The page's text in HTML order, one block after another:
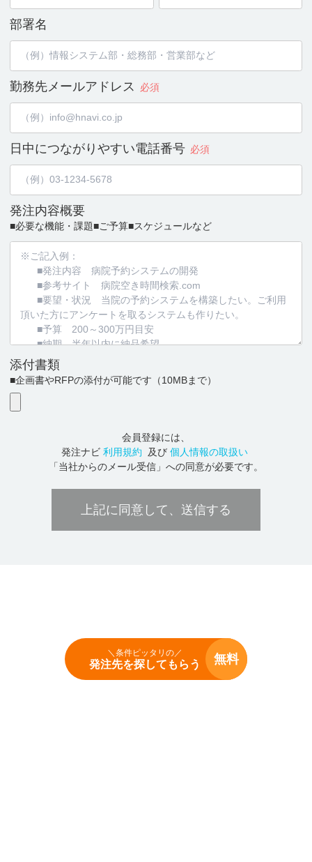
部署名
勤務先メールアドレス 必須
日中につながりやすい電話番号 必須
発注内容概要
■必要な機能・課題■ご予算■スケジュールなど
添付書類
■企画書やRFPの添付が可能です （10MBまで）
会員登録には、
発注ナビ 利用規約 及び 個人情報の取扱い
「当社からのメール受信」への同意が必要です。
上記に同意して、送信する
＼条件ピッタリの／
発注先を探してもらう 無料